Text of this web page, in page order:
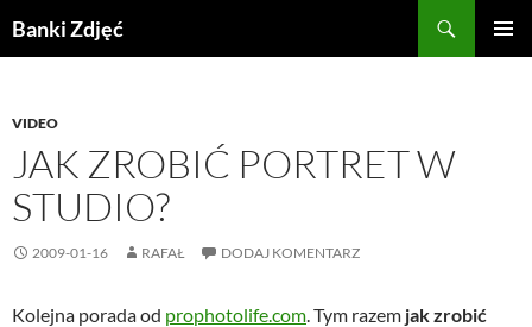
doBanki Zdjęć
VIDEO
JAK ZROBIĆ PORTRET W
STUDIO?
2009-01-16 RAFAŁ DODAJ KOMENTARZ
Kolejna porada od prophotolife.com. Tym razem jak zrobić